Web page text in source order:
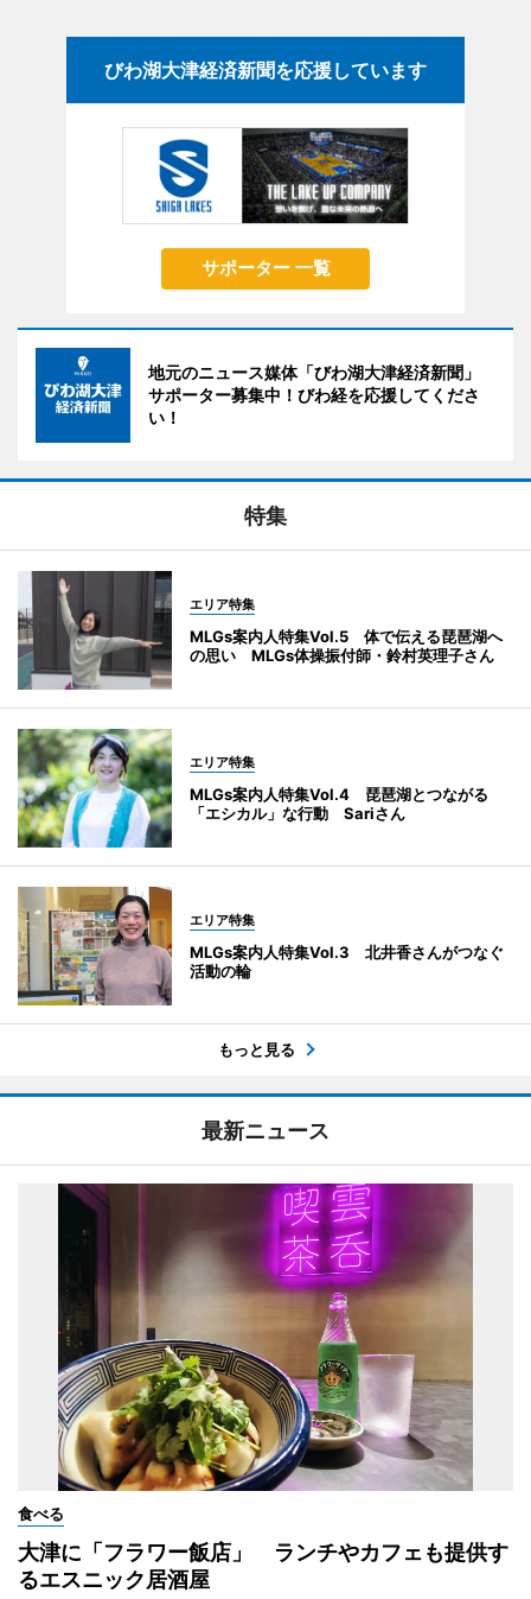
びわ湖大津経済新聞を応援しています
サポーター 一覧
地元のニュース媒体「びわ湖大津経済新聞」
サポーター募集中！びわ経を応援してくださ
い！
特集
エリア特集
MLGs案内人特集Vol.5 体で伝える琵琶湖へ
の思い MLGs体操振付師・鈴村英理子さん
エリア特集
MLGs案内人特集Vol.4 琵琶湖とつながる
「エシカル」な行動 Sariさん
エリア特集
MLGs案内人特集Vol.3 北井香さんがつなぐ
活動の輪
もっと見る
最新ニュース
食べる
大津に「フラワー飯店」 ランチやカフェも提供す
るエスニック居酒屋